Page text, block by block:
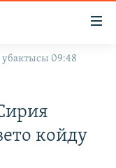
09:48
койду